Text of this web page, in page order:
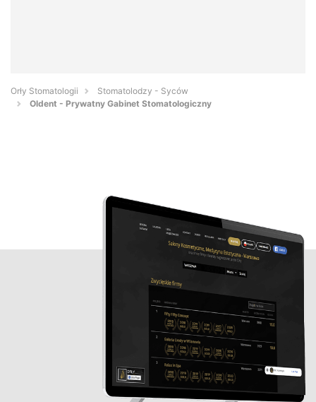
Orły Stomatologii
Stomatolodzy - Syców
Oldent - Prywatny Gabinet Stomatologiczny